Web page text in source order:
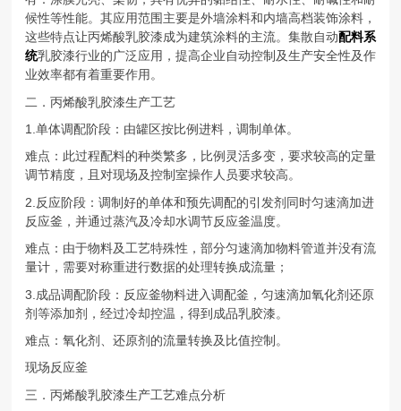
候性等性能。其应用范围主要是外墙涂料和内墙高档装饰涂料，
这些特点让丙烯酸乳胶漆成为建筑涂料的主流。集散自动配料系
统乳胶漆行业的广泛应用，提高企业自动控制及生产安全性及作
业效率都有着重要作用。
二．丙烯酸乳胶漆生产工艺
1.单体调配阶段：由罐区按比例进料，调制单体。
难点：此过程配料的种类繁多，比例灵活多变，要求较高的定量
调节精度，且对现场及控制室操作人员要求较高。
2.反应阶段：调制好的单体和预先调配的引发剂同时匀速滴加进
反应釜，并通过蒸汽及冷却水调节反应釜温度。
难点：由于物料及工艺特殊性，部分匀速滴加物料管道并没有流
量计，需要对称重进行数据的处理转换成流量；
3.成品调配阶段：反应釜物料进入调配釜，匀速滴加氧化剂还原
剂等添加剂，经过冷却控温，得到成品乳胶漆。
难点：氧化剂、还原剂的流量转换及比值控制。
现场反应釜
三．丙烯酸乳胶漆生产工艺难点分析